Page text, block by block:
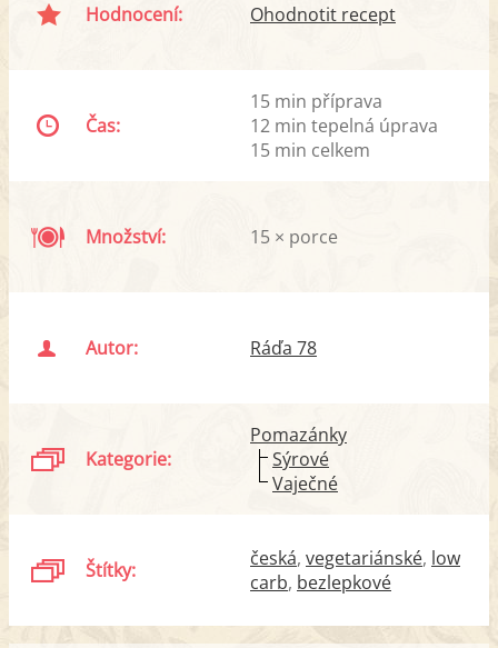
Hodnocení: Ohodnotit recept
Čas:
15 min příprava
12 min tepelná úprava
15 min celkem
Množství: 15 × porce
Autor: Ráďa 78
Kategorie:
Pomazánky
Sýrové
Vaječné
Štítky: česká vegetariánské low
carb bezlepkové